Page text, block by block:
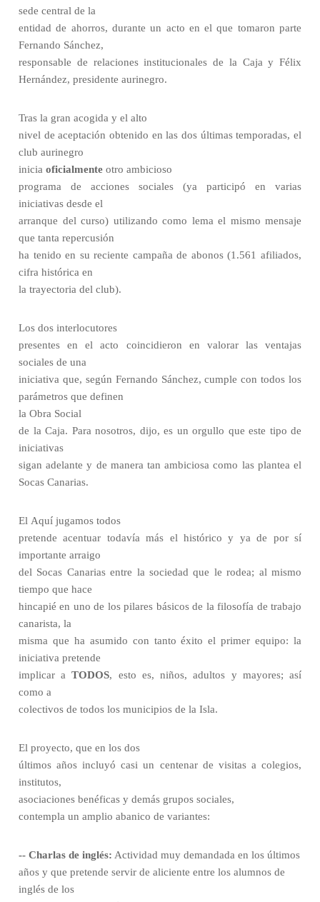
sede central de la
entidad de ahorros, durante un acto en el que tomaron parte
Fernando Sánchez,
responsable de relaciones institucionales de la Caja y Félix
Hernández, presidente aurinegro.
Tras la gran acogida y el alto
nivel de aceptación obtenido en las dos últimas temporadas, el
club aurinegro
inicia oficialmente otro ambicioso
programa de acciones sociales (ya participó en varias
iniciativas desde el
arranque del curso) utilizando como lema el mismo mensaje
que tanta repercusión
ha tenido en su reciente campaña de abonos (1.561 afiliados,
cifra histórica en
la trayectoria del club).
Los dos interlocutores
presentes en el acto coincidieron en valorar las ventajas
sociales de una
iniciativa que, según Fernando Sánchez, cumple con todos los
parámetros que definen
la Obra Social
de la Caja. Para nosotros, dijo, es un orgullo que este tipo de
iniciativas
sigan adelante y de manera tan ambiciosa como las plantea el
Socas Canarias.
El Aquí jugamos todos
pretende acentuar todavía más el histórico y ya de por sí
importante arraigo
del Socas Canarias entre la sociedad que le rodea; al mismo
tiempo que hace
hincapié en uno de los pilares básicos de la filosofía de trabajo
canarista, la
misma que ha asumido con tanto éxito el primer equipo: la
iniciativa pretende
implicar aTODOS,
esto es, niños, adultos y mayores; así
como a
colectivos de todos los municipios de la Isla.
El proyecto, que en los dos
últimos años incluyó casi un centenar de visitas a colegios,
institutos,
asociaciones benéficas y demás grupos sociales,
contempla un amplio abanico de variantes:
-- Charlas de inglés: Actividad muy demandada en los últimos
años y que pretende servir de aliciente entre los alumnos de
inglés de los